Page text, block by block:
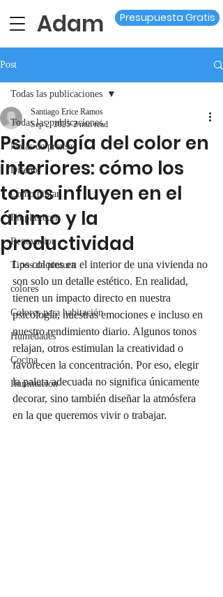
Adam Presupuesta Gratis
Post
Todas las publicaciones
Notas de prensa
Diseño
Como pintar
Emplastecer
Renovacion
Tipos de pintura
colores
Colores para habitación
Humedades
Cocina
Iluminación
Todas las publicaciones
Psicología del color en
interiores: cómo los
tonos influyen en el
ánimo y la
productividad
Santiago Erice Ramos
Sep 2, 2025 2 min read
Los colores en el interior de una vivienda no
son solo un detalle estético. En realidad,
tienen un impacto directo en nuestra
psicología, nuestras emociones e incluso en
nuestro rendimiento diario. Algunos tonos
relajan, otros estimulan la creatividad o
favorecen la concentración. Por eso, elegir
la paleta adecuada no significa únicamente
decorar, sino también diseñar la atmósfera
en la que queremos vivir o trabajar.